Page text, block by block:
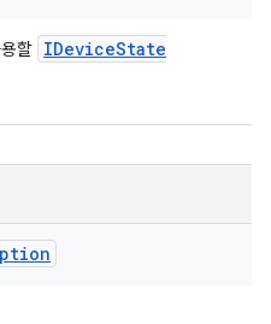
할 IDeviceState